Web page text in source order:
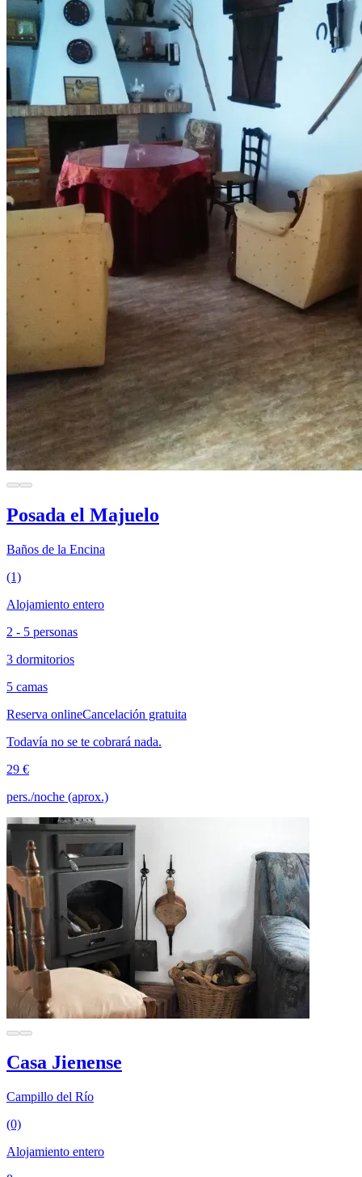
Posada el Majuelo
Baños de la Encina
(1)
Alojamiento entero
2 - 5 personas
3 dormitorios
5 camas
Reserva onlineCancelación gratuita
Todavía no se te cobrará nada.
29 €
pers./noche (aprox.)
Casa Jienense
Campillo del Río
(0)
Alojamiento entero